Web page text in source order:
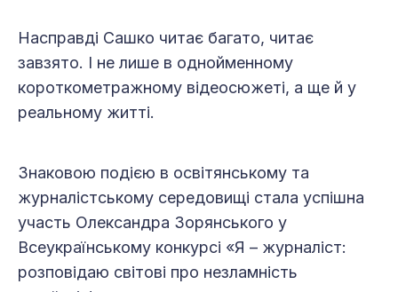
Насправді Сашко читає багато, читає
завзято. І не лише в однойменному
короткометражному відеосюжеті, а ще й у
реальному житті.
Знаковою подією в освітянському та
журналістському середовищі стала успішна
участь Олександра Зорянського у
Всеукраїнському конкурсі «Я – журналіст:
розповідаю світові про незламність